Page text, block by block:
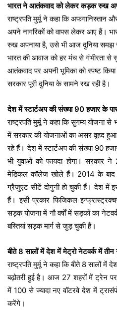
भारत ने आतंकवाद को लेकर कड़क रुख
राष्ट्रपति मुर्मू ने कहा कि
अपने नागरिकों को वापस लेकर आए हैं।
रुख अपनाया है, उसे भी आज दुनिया समझ
भारत की आवाज को हर मंच से गंभीरता से
आतंकवाद पर अपनी भूमिका को स्पष्ट किया
सरकार पूरी दुनिया के सामने रख रही है।
देश में स्टार्टअप की संख्या 90 हजार के
राष्ट्रपति मुर्मू ने कहा कि सुगम्य योजना
में सरकार की योजनाओं का असर वृहद
रहे हैं। देश में स्टार्टअप की संख्या 90
भी युवाओं को फायदा होगा।
मेडिकल कॉलेज खोले हैं। 2014 के बाद
ग्रैजुएट सीटें दोगुनी हो चुकी हैं। देश में
हैं। इसी प्रकार फिजिकल
सड़क योजना में नौ वर्षों में सड़कों का
बस्तियां सड़क मार्ग से जुड़ चुकी हैं।
बीते 8 सालों में देश में मेट्रो नेटवर्क में तीन
राष्ट्रपति मुर्मू ने कहा कि बीते 8 सालों
बढ़ोतरी हुई है। आज 27 शहरों में ट्रेन
में 100 से ज्यादा नए वॉटरवे देश में
करेंगे।